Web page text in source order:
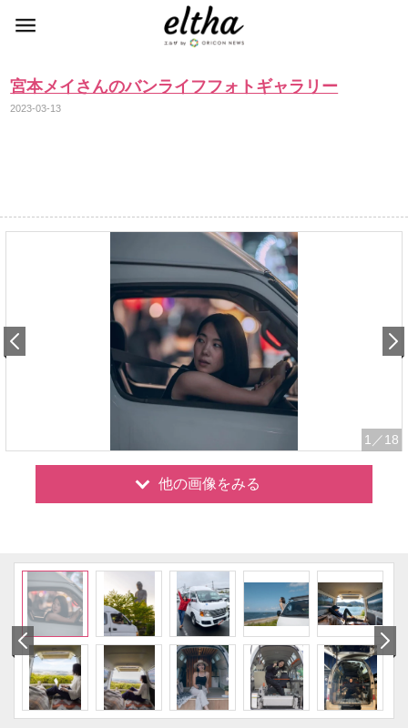
宮本メイさんのバンライフフォトギャラリー
2023-03-13
1 ／18
他の画像をみる